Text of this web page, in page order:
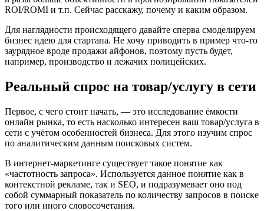
ROI/ROMI и т.п. Сейчас расскажу, почему и каким образом.
Для наглядности происходящего давайте сперва смоделируем
бизнес идею для стартапа. Не хочу приводить в пример что-то
заурядное вроде продажи айфонов, поэтому пусть будет,
например, производство и лежачих полицейских.
Реальный спрос на товар/услугу в сети
Первое, с чего стоит начать, — это исследование ёмкости
онлайн рынка, то есть насколько интересен ваш товар/услуга в
сети с учётом особенностей бизнеса. Для этого изучим спрос
по аналитическим данным поисковых систем.
В интернет-маркетинге существует такое понятие как
«частотность запроса». Используется данное понятие как в
контекстной рекламе, так и SEO, и подразумевает оно под
собой суммарный показатель по количеству запросов в поиске
того или иного словосочетания.